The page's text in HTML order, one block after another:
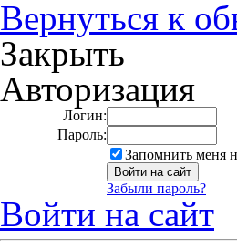
Вернуться к
Закрыть
Авторизация
Логин:
Пароль:
Запомнить меня
Забыли пароль?
Войти на сайт